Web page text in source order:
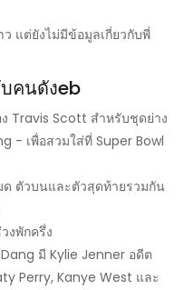
แต่ยังไม่มีข้อมูลเกี่ยวกับพี่
คนดังeb
Travis Scott สำหรับชุดย่าง
- เพื่อสวมใส่ที่ Super Bowl
ด ตัวบนและตัวสุดท้ายรวมกัน
งพักครึ่ง
มี Kylie Jenner อดีต
Perry, Kanye West และ